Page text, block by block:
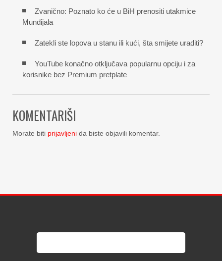
Zvanično: Poznato ko će u BiH prenositi utakmice
Mundijala
Zatekli ste lopova u stanu ili kući, šta smijete uraditi?
YouTube konačno otključava popularnu opciju i za
korisnike bez Premium pretplate
KOMENTARIŠI
Morate biti prijavljeni da biste objavili komentar.